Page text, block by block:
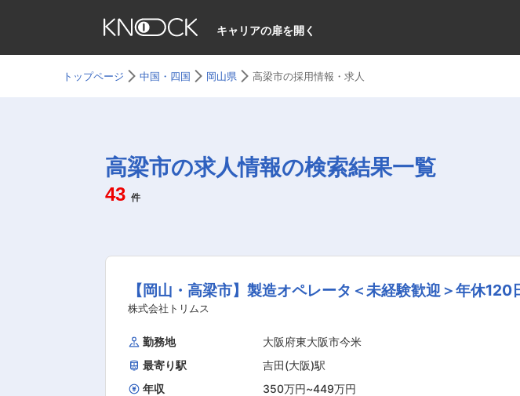
キャリアの扉を開く
トップページ 中国・四国 岡山県 高梁市の採用情報・求人
高梁市の求人情報の検索結果一覧
43 件
【岡山・高梁市】製造オペレータ＜未経験歓迎＞年休
株式会社トリムス
勤務地
大阪府東大阪市今米
最寄り駅
吉田(大阪)駅
年収
350万円~449万円